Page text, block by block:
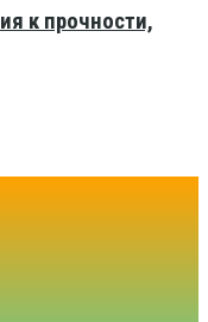
к прочности,